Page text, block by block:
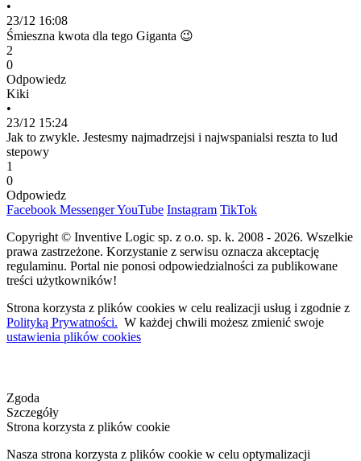
•
23/12 16:08
Śmieszna kwota dla tego Giganta 😉
2
0
Odpowiedz
Kiki
•
23/12 15:24
Jak to zwykle. Jestesmy najmadrzejsi i najwspanialsi reszta to lud
stepowy
1
0
Odpowiedz
Facebook MessengerYouTube Instagram TikTok
Copyright © Inventive Logic sp. z o.o. sp. k. 2008 - 2026. Wszelkie
prawa zastrzeżone. Korzystanie z serwisu oznacza akceptację
regulaminu. Portal nie ponosi odpowiedzialności za publikowane
treści użytkowników!
Strona korzysta z plików cookies w celu realizacji usług i zgodnie z
Polityką Prywatności. W każdej chwili możesz zmienić swoje
ustawienia plików cookies
Zgoda
Szczegóły
Strona korzysta z plików cookie
Nasza strona korzysta z plików cookie w celu optymalizacji